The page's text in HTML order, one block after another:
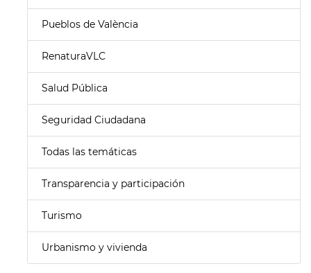
Pueblos de València
RenaturaVLC
Salud Pública
Seguridad Ciudadana
Todas las temáticas
Transparencia y participación
Turismo
Urbanismo y vivienda